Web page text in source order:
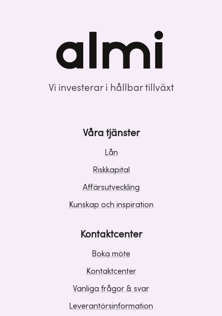
Vi investerar i hållbar tillväxt
Våra tjänster
Lån
Riskkapital
Affärsutveckling
Kunskap och inspiration
Kontaktcenter
Boka möte
Kontaktcenter
Vanliga frågor & svar
Leverantörsinformation